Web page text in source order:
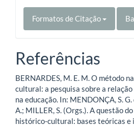
Formatos de Citação
Referências
BERNARDES, M. E. M. O método
cultural: a pesquisa sobre a
na educação. In: MENDONÇA, S. G.
A.; MILLER, S. (Orgs.). A questão
histórico-cultural: bases teóricas e